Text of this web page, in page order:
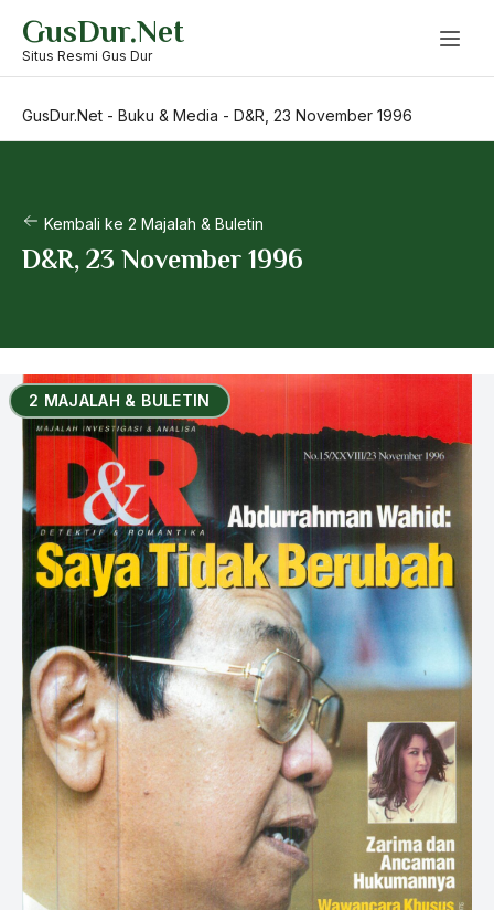
content
GusDur.Net
Situs Resmi Gus Dur
GusDur.Net - Buku & Media - D&R, 23 November 1996
Kembali ke 2 Majalah & Buletin
D&R, 23 November 1996
2 MAJALAH & BULETIN